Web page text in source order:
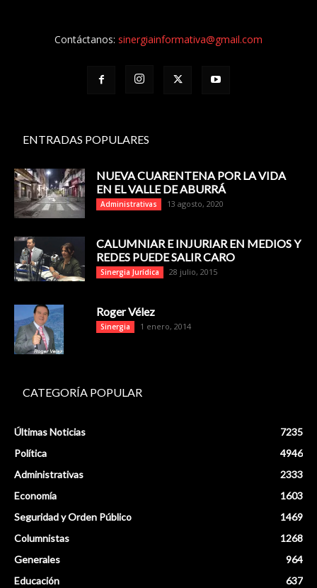
Contáctanos: sinergiainformativa@gmail.com
ENTRADAS POPULARES
NUEVA CUARENTENA POR LA VIDA
EN EL VALLE DE ABURRÁ
Administrativas 13 agosto, 2020
CALUMNIAR E INJURIAR EN MEDIOS Y
REDES PUEDE SALIR CARO
Sinergia Jurídica 28 julio, 2015
Roger Vélez
Sinergia 1 enero, 2014
CATEGORÍA POPULAR
Últimas Noticias
7235
Política
4946
Administrativas
2333
Economía
1603
Seguridad y Orden Público
1469
Columnistas
1268
Generales
964
Educación
637